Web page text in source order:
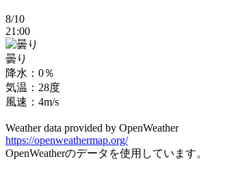
8/10
21:00
曇り
降水：0％
気温：28度
風速：4m/s
Weather data provided by OpenWeather
https://openweathermap.org/
OpenWeatherのデータを使用しています。